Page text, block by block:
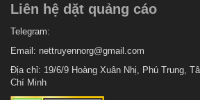
Liên hệ dặt quảng cáo
Telegram:
Email: nettruyennorg@gmail.com
Địa chỉ: 19/6/9 Hoàng Xuân Nhị, Phú Trung,
Chí Minh